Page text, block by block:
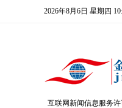
2026年8月6日 星期四
互联网新闻信息服务许